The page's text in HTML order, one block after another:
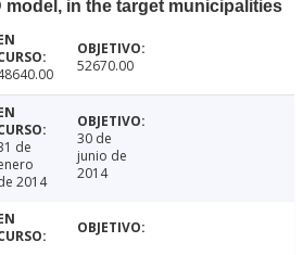
model, in the target municipalities
52670.00
de
2014
30 de
junio de
2014